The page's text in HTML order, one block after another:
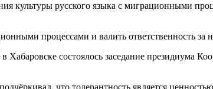
культуры русского языка с миграционными
процессами и валить ответственность за
состоялось заседание президиума
что толерантность является